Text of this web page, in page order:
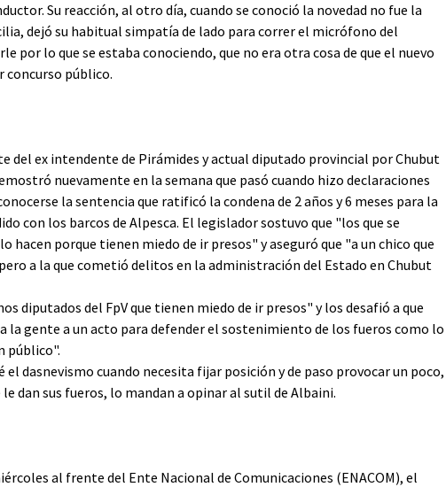
Su reacción, al otro día, cuando se conoció la novedad no fue la
dejó su habitual simpatía de lado para correr el micrófono del
por lo que se estaba conociendo, que no era otra cosa de que el nuevo
concurso público.
del ex intendente de Pirámides y actual diputado provincial por Chubut
nuevamente en la semana que pasó cuando hizo declaraciones
la sentencia que ratificó la condena de 2 años y 6 meses para la
con los barcos de Alpesca. El legislador sostuvo que "los que se
hacen porque tienen miedo de ir presos" y aseguró que "a un chico que
a la que cometió delitos en la administración del Estado en Chubut
diputados del FpV que tienen miedo de ir presos" y los desafió a que
gente a un acto para defender el sostenimiento de los fueros como lo
público".
el dasnevismo cuando necesita fijar posición y de paso provocar un poco,
dan sus fueros, lo mandan a opinar al sutil de Albaini.
al frente del Ente Nacional de Comunicaciones (ENACOM), el